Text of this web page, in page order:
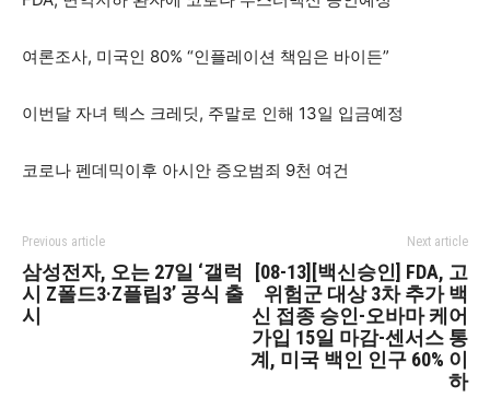
여론조사, 미국인 80% “인플레이션 책임은 바이든”
이번달 자녀 텍스 크레딧, 주말로 인해 13일 입금예정
코로나 펜데믹이후 아시안 증오범죄 9천 여건
Previous article
삼성전자, 오는 27일 ‘갤럭
시 Z폴드3·Z플립3’ 공식 출
시
Next article
[08-13][백신승인] FDA, 고
위험군 대상 3차 추가 백
신 접종 승인-오바마 케어
가입 15일 마감-센서스 통
계, 미국 백인 인구 60% 이
하